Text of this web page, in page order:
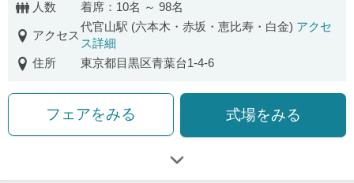
人数
着席：10名 ～ 98名
アクセス
代官山駅 (六本木・赤坂・恵比寿・白金) アクセ
ス詳細
住所
東京都目黒区青葉台1-4-6
フェアをみる 式場をみる